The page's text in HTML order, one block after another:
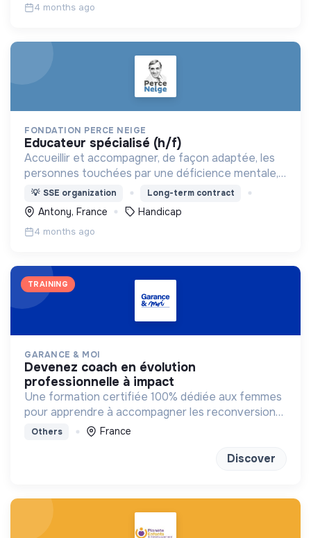
4 months ago
FONDATION PERCE NEIGE
educateur spécialisé (h/f)
Accueillir et accompagner, de façon adaptée, les
personnes touchées par une déficience mentale,
un handicap physique ou psychique
💡 SSE organization Long-term contract
Antony, France Handicap
4 months ago
TRAINING
GARANCE & MOI
devenez coach en évolution
professionnelle à impact
Une formation certifiée 100% dédiée aux femmes
pour apprendre à accompagner les reconversions
vers des métiers qui ont du sens.
Others France
Discover